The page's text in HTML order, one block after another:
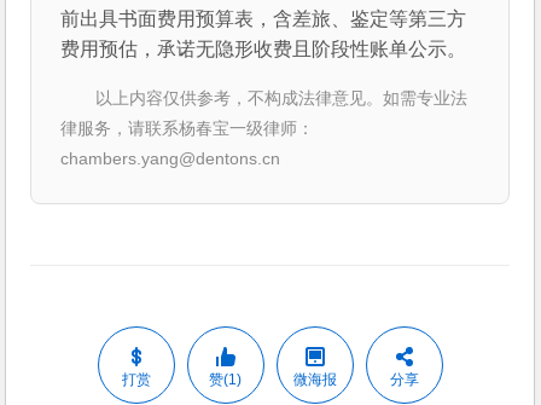
前出具书面费用预算表，含差旅、鉴定等第三方
费用预估，承诺无隐形收费且阶段性账单公示。
以上内容仅供参考，不构成法律意见。如需专业法
律服务，请联系杨春宝一级律师：
chambers.yang@dentons.cn
打赏 赞(1) 微海报 分享